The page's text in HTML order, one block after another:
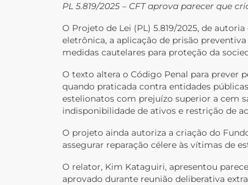
PL 5.819/2025 – CFT aprova parecer que
O Projeto de Lei (PL) 5.819/2025, de
eletrônica, a aplicação de prisão
medidas cautelares para proteção da
O texto altera o Código Penal para prever
quando praticada contra entidades
estelionatos com prejuízo superior a cem
indisponibilidade de ativos e restrição de
O projeto ainda autoriza a criação do
assegurar reparação célere às vítimas de
O relator, Kim Kataguiri, apresentou
aprovado durante reunião deliberativa